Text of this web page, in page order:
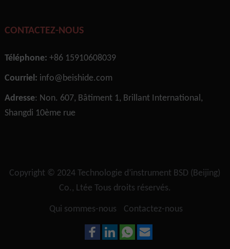
CONTACTEZ-NOUS
Téléphone: +86 15910608039
Courriel: info@beishide.com
Adresse: Non. 607, Bâtiment 1, Brillant International,
Shangdi 10ème rue
Copyright © 2024Technologie d’instrument BSD (Beijing)
Co., Ltée Tous droits réservés.
Qui sommes-nous Contactez-nous